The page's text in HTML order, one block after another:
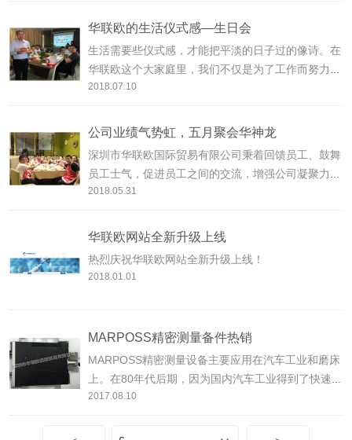
华联欧的生活仪式感—生日会
生活需要些仪式感，才能把平淡的日子过的像诗。在
华联欧这个大家庭里，我们不仅是为了工作而努力，
也喜欢在平凡的生活里寻找乐趣，比如一起开个生日
趴。深圳华联欧祝“狮子座”的你，生日快乐~
2018.07.10
公司业绩气势虹，五月聚会华神龙
深圳市华联欧国际贸易有限公司秉着回馈员工、鼓舞
员工士气，促进员工之间的交流，增强公司凝聚力，
提高员工对企业的归属感的原则，特安排此次聚会活
动。本活动主要内容为聚餐和唱歌，聚餐会上欢声笑
语，KTV房内歌声嘹亮，在意犹未尽的音乐中圆满结
2018.05.31
华联欧网站全新升级上线
热烈庆祝华联欧网站全新升级上线！
2018.01.01
MARPOSS精密测量备件热销
MARPOSS精密测量设备主要应用在汽车工业和磨床
上。在80年代后期，因为国内汽车工业得到了快速的
发展，所以大量引进MARPOSS精密测量设备，其精
密的测量技术和产品不断的创新优化，使其在工业领
域的发展作出了重要贡献，受到行业内的一致赞许！
2017.08.10